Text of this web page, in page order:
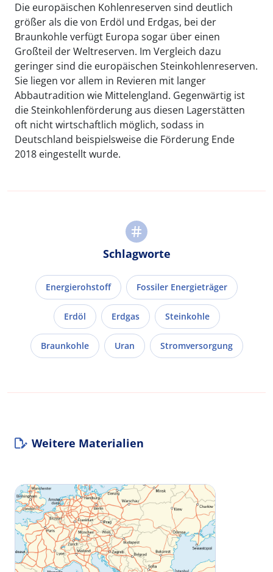
Die europäischen Kohlenreserven sind deutlich
größer als die von Erdöl und Erdgas, bei der
Braunkohle verfügt Europa sogar über einen
Großteil der Weltreserven. Im Vergleich dazu
geringer sind die europäischen Steinkohlenreserven.
Sie liegen vor allem in Revieren mit langer
Abbautradition wie Mittelengland. Gegenwärtig ist
die Steinkohlenförderung aus diesen Lagerstätten
oft nicht wirtschaftlich möglich, sodass in
Deutschland beispielsweise die Förderung Ende
2018 eingestellt wurde.
Schlagworte
Energierohstoff Fossiler Energieträger
Erdöl Erdgas Steinkohle
Braunkohle Uran Stromversorgung
Weitere Materialien